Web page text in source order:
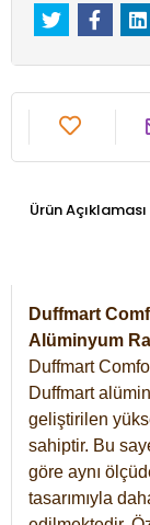
Ürün Açıklaması
Duffmart
Alüminyum
Duffmart
Duffmart
geliştirilen
sahiptir. Bu
göre aynı
tasarımıyla